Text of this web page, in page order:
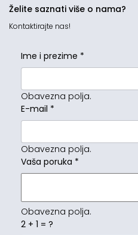
Želite saznati više o nama?
Kontaktirajte nas!
Ime i prezime *
Obavezna polja.
E-mail *
Obavezna polja.
Vaša poruka *
Obavezna polja.
2 + 1 = ?